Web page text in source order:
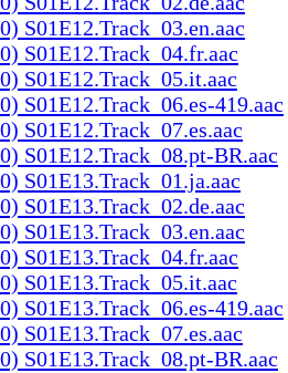
S01E12.Track_03.en.aac
S01E12.Track_04.fr.aac
S01E12.Track_05.it.aac
S01E12.Track_06.es-419.aac
S01E12.Track_07.es.aac
S01E12.Track_08.pt-BR.aac
S01E13.Track_01.ja.aac
S01E13.Track_02.de.aac
S01E13.Track_03.en.aac
S01E13.Track_04.fr.aac
S01E13.Track_05.it.aac
S01E13.Track_06.es-419.aac
S01E13.Track_07.es.aac
S01E13.Track_08.pt-BR.aac